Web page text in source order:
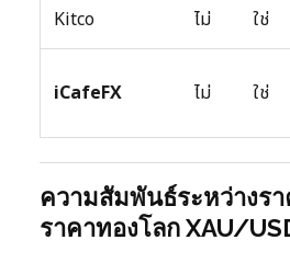
Kitco ไม่ ใช่
iCafeFX ไม่ ใช่
ความสัมพันธ์ระหว่างร
ราคาทองโลก XAU/